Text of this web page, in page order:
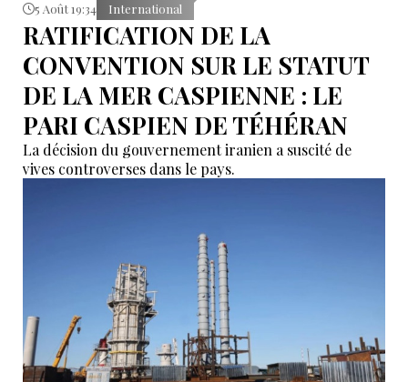
5 Août 19:34 International
RATIFICATION DE LA
CONVENTION SUR LE STATUT
DE LA MER CASPIENNE : LE
PARI CASPIEN DE TÉHÉRAN
La décision du gouvernement iranien a suscité de
vives controverses dans le pays.